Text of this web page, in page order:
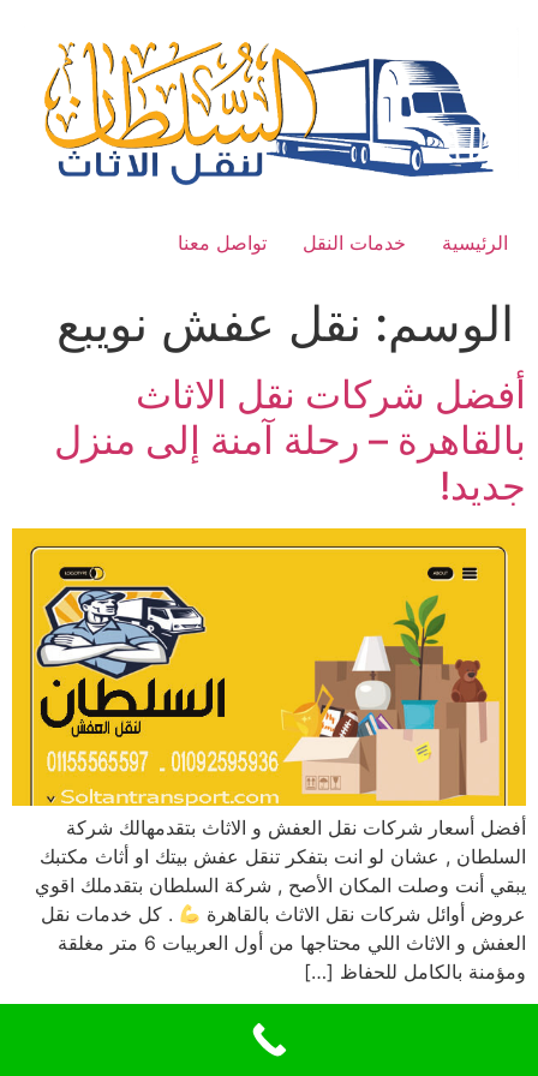
الرئيسية خدمات النقل تواصل معنا
الوسم: نقل عفش نويبع
أفضل شركات نقل الاثاث
بالقاهرة – رحلة آمنة إلى منزل
جديد!
أفضل أسعار شركات نقل العفش و الاثاث بتقدمهالك شركة
السلطان , عشان لو انت بتفكر تنقل عفش بيتك او أثاث مكتبك
يبقي أنت وصلت المكان الأصح , شركة السلطان بتقدملك اقوي
عروض أوائل شركات نقل الاثاث بالقاهرة
. كل خدمات نقل
العفش و الاثاث اللي محتاجها من أول العربيات 6 متر مغلقة
ومؤمنة بالكامل للحفاظ […]